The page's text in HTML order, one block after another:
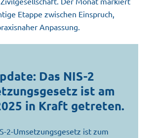
Etappe zwischen Einspruch,
Anpassung.
Das NIS-2
ist am
in Kraft getreten.
2-Umsetzungsgesetz ist zum